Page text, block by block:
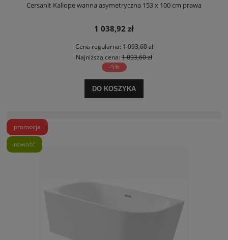
Cersanit Kaliope wanna asymetryczna 153 x 100 cm prawa
1 038,92 zł
Cena regularna:1 093,60 zł
Najniższa cena: 1 093,60 zł
-5%
DO KOSZYKA
promocja
nowość